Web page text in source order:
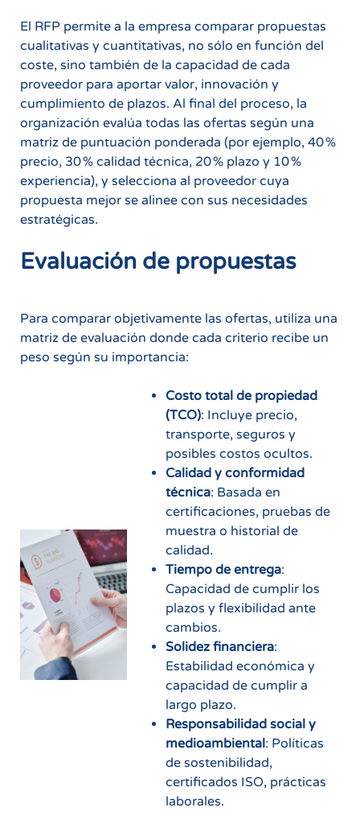
El RFP permite a la empresa comparar propuestas
cualitativas y cuantitativas, no sólo en función del
coste, sino también de la capacidad de cada
proveedor para aportar valor, innovación y
cumplimiento de plazos. Al final del proceso, la
organización evalúa todas las ofertas según una
matriz de puntuación ponderada (por ejemplo, 40 %
precio, 30 % calidad técnica, 20 % plazo y 10 %
experiencia), y selecciona al proveedor cuya
propuesta mejor se alinee con sus necesidades
estratégicas.
Evaluación de propuestas
Para comparar objetivamente las ofertas, utiliza una
matriz de evaluación donde cada criterio recibe un
peso según su importancia:
Costo total de propiedad
(TCO): Incluye precio,
transporte, seguros y
posibles costos ocultos.
Calidad y conformidad
técnica: Basada en
certificaciones, pruebas de
muestra o historial de
calidad.
Tiempo de entrega:
Capacidad de cumplir los
plazos y flexibilidad ante
cambios.
Solidez financiera:
Estabilidad económica y
capacidad de cumplir a
largo plazo.
Responsabilidad social y
medioambiental: Políticas
de sostenibilidad,
certificados ISO, prácticas
laborales.